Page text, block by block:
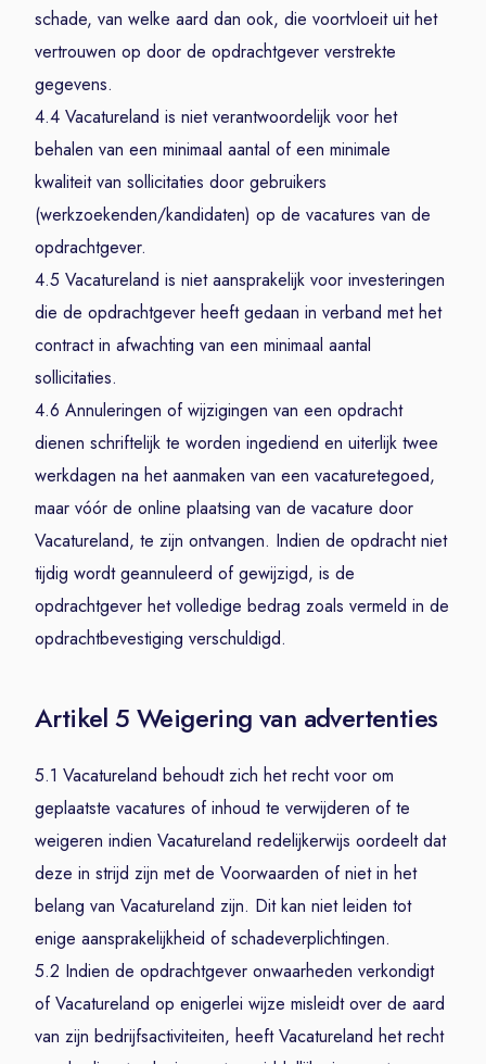
schade, van welke aard dan ook, die voortvloeit uit het
vertrouwen op door de opdrachtgever verstrekte
gegevens.
4.4 Vacatureland is niet verantwoordelijk voor het
behalen van een minimaal aantal of een minimale
kwaliteit van sollicitaties door gebruikers
(werkzoekenden/kandidaten) op de vacatures van de
opdrachtgever.
4.5 Vacatureland is niet aansprakelijk voor investeringen
die de opdrachtgever heeft gedaan in verband met het
contract in afwachting van een minimaal aantal
sollicitaties.
4.6 Annuleringen of wijzigingen van een opdracht
dienen schriftelijk te worden ingediend en uiterlijk twee
werkdagen na het aanmaken van een vacaturetegoed,
maar vóór de online plaatsing van de vacature door
Vacatureland, te zijn ontvangen. Indien de opdracht niet
tijdig wordt geannuleerd of gewijzigd, is de
opdrachtgever het volledige bedrag zoals vermeld in de
opdrachtbevestiging verschuldigd.
Artikel 5 Weigering van advertenties
5.1 Vacatureland behoudt zich het recht voor om
geplaatste vacatures of inhoud te verwijderen of te
weigeren indien Vacatureland redelijkerwijs oordeelt dat
deze in strijd zijn met de Voorwaarden of niet in het
belang van Vacatureland zijn. Dit kan niet leiden tot
enige aansprakelijkheid of schadeverplichtingen.
5.2 Indien de opdrachtgever onwaarheden verkondigt
of Vacatureland op enigerlei wijze misleidt over de aard
van zijn bedrijfsactiviteiten, heeft Vacatureland het recht